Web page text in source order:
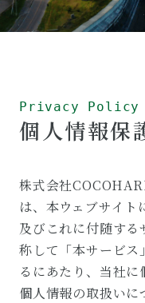
Privacy Policy
個人情報保
株式会社
は、本ウェブサイ
及びこれに付随す
称して「本サービ
るにあたり、当社
個⼈情報の取扱い